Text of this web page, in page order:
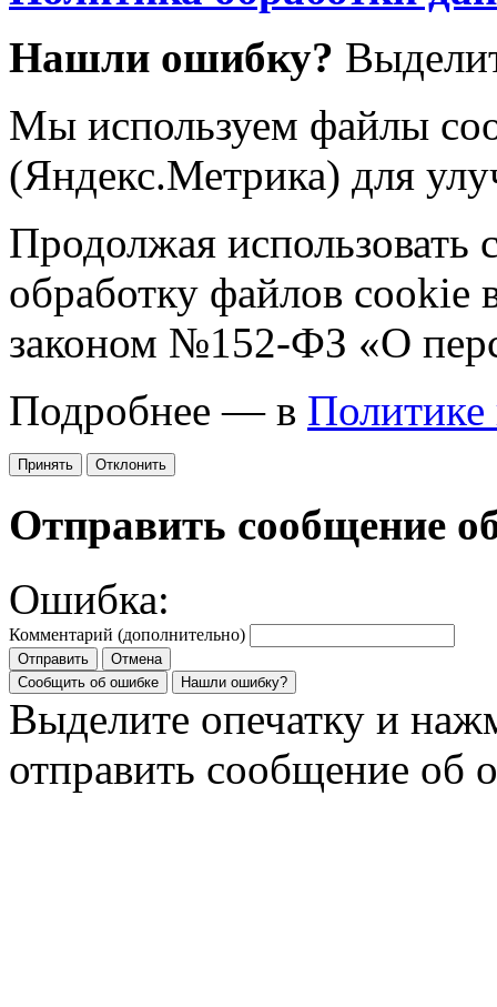
Нашли ошибку?
Мы используем файлы
(Яндекс.Метрика) для
Продолжая использовать
обработку файлов cookie
законом №152-ФЗ «О
Подробнее — в Политике
Принять Отклонить
Отправить сообщение
Ошибка:
Комментарий (дополнительно)
Отправить
Отмена
Сообщить об ошибке
Нашли ошибку?
Выделите опечатку и
отправить сообщение об